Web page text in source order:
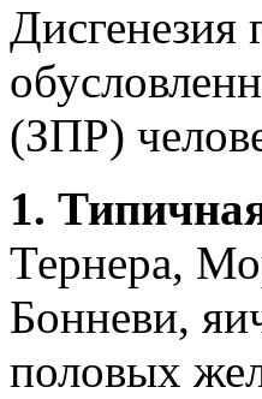
Дисгенезия
(ЗПР)
1.
Тернера,
Бонневи,
половых